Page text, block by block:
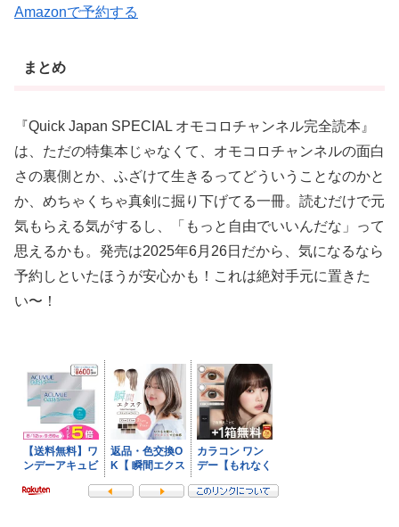
Amazonで予約する
まとめ
『Quick Japan SPECIAL オモコロチャンネル完全読本』
は、ただの特集本じゃなくて、オモコロチャンネルの面白
さの裏側とか、ふざけて生きるってどういうことなのかと
か、めちゃくちゃ真剣に掘り下げてる一冊。読むだけで元
気もらえる気がするし、「もっと自由でいいんだな」って
思えるかも。発売は2025年6月26日だから、気になるなら
予約しといたほうが安心かも！これは絶対手元に置きた
い〜！